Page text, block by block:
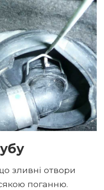
зливні отвори
поганню.